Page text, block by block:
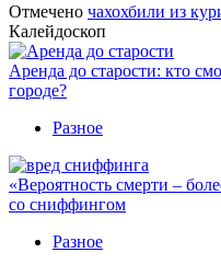
Отмечено чахохбили из
Калейдоскоп
Аренда до старости: кто
городе?
Разное
«Вероятность смерти –
со сниффингом
Разное